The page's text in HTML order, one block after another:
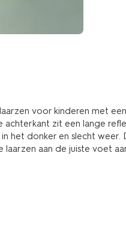
voor kinderen met
zit een lange
het donker en slecht weer.
aan de juiste voet